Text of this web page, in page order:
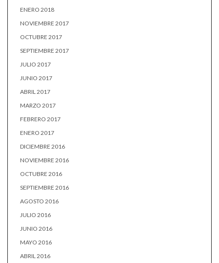
ENERO 2018
NOVIEMBRE 2017
OCTUBRE 2017
SEPTIEMBRE 2017
JULIO 2017
JUNIO 2017
ABRIL 2017
MARZO 2017
FEBRERO 2017
ENERO 2017
DICIEMBRE 2016
NOVIEMBRE 2016
OCTUBRE 2016
SEPTIEMBRE 2016
AGOSTO 2016
JULIO 2016
JUNIO 2016
MAYO 2016
ABRIL 2016